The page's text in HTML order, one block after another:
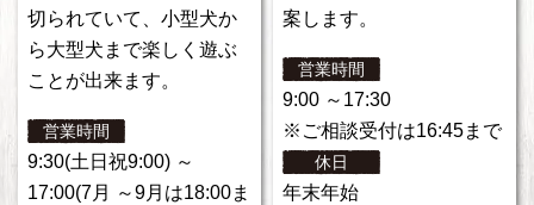
切られていて、小型犬か
ら大型犬まで楽しく遊ぶ
ことが出来ます。
営業時間
9:30(土日祝9:00) ～
17:00(7月 ～9月は18:00ま
案します。
営業時間
9:00 ～17:30
※ご相談受付は16:45まで
休日
年末年始